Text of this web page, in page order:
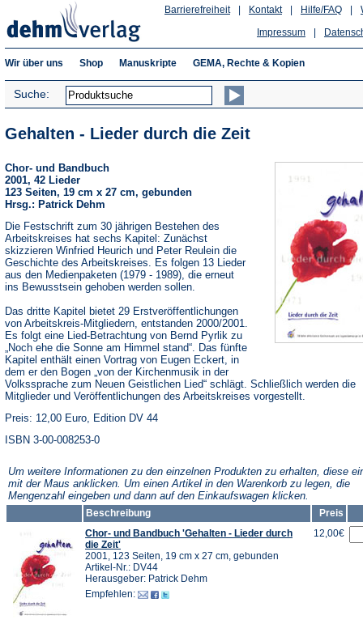
Hilfe/FAQ
Kontakt
Barrierefreiheit
Impressum
Wir über uns Shop Manuskripte GEMA, Rechte & Kopien
Suche:
Gehalten - Lieder durch die Zeit
Chor- und Bandbuch
2001, 42 Lieder
123 Seiten, 19 cm x 27 cm, gebunden
Hrsg.: Patrick Dehm
Die Festschrift zum 30 jährigen Bestehen des
Arbeitskreises hat sechs Kapitel: Zunächst
skizzieren Winfried Heurich und Peter Reulein die
Geschichte des Arbeitskreises. Es folgen 13 Lieder
aus den Medienpaketen (1979 - 1989), die erneut
ins Bewusstsein gehoben werden sollen.
Das dritte Kapitel bietet 29 Erstveröffentlichungen
von Arbeitskreis-Mitgliedern, entstanden 2000/2001.
Es folgt eine Lied-Betrachtung von Bernd Pyrlik zu
„Noch ehe die Sonne am Himmel stand“. Das fünfte
Kapitel enthält einen Vortrag von Eugen Eckert, in
dem er den Bogen „von der Kirchenmusik in der
Volkssprache zum Neuen Geistlichen Lied“ schlägt. Schließlich werden die
Mitglieder und Veröffentlichungen des Arbeitskreises vorgestellt.
Preis: 12,00 Euro, Edition DV 44
ISBN 3-00-008253-0
Um weitere Informationen zu den einzelnen Produkten zu erhalten, diese
mit der Maus anklicken. Um einen Artikel in den Warenkorb zu legen, die
Mengenzahl eingeben und dann auf den Einkaufswagen klicken.
Beschreibung
Preis
Chor- und Bandbuch 'Gehalten - Lieder durch
die Zeit'
2001, 123 Seiten, 19 cm x 27 cm, gebunden
Artikel-Nr.: DV44
Herausgeber: Patrick Dehm
Empfehlen:
12,00€